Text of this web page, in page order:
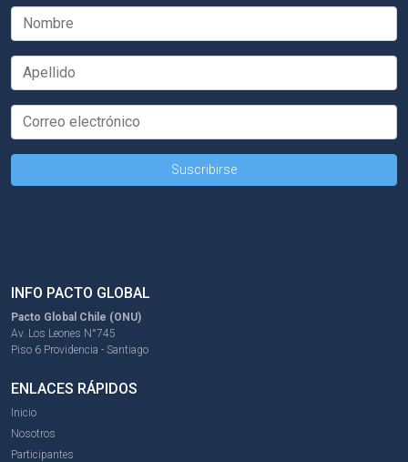
INFO PACTO GLOBAL
Pacto Global Chile (ONU)
Av. Los Leones N°745
Piso 6 Providencia - Santiago
ENLACES RÁPIDOS
Inicio
Nosotros
Participantes